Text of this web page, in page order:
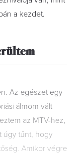
a kezdet.
Az egészet egy
álmom vált
az MTV-hez,
úgy tűnt, hogy
Amikor végre